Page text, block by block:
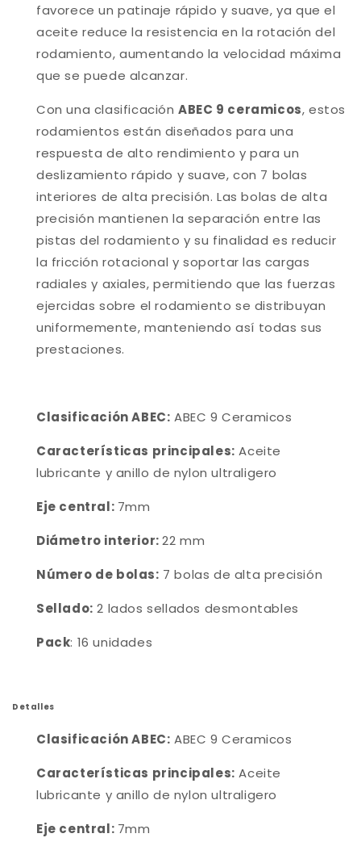
favorece un patinaje rápido y suave, ya que el
aceite reduce la resistencia en la rotación del
rodamiento, aumentando la velocidad máxima
que se puede alcanzar.
Con una clasificación ABEC 9 ceramicos, estos
rodamientos están diseñados para una
respuesta de alto rendimiento y para un
deslizamiento rápido y suave, con 7 bolas
interiores de alta precisión. Las bolas de alta
precisión mantienen la separación entre las
pistas del rodamiento y su finalidad es reducir
la fricción rotacional y soportar las cargas
radiales y axiales, permitiendo que las fuerzas
ejercidas sobre el rodamiento se distribuyan
uniformemente, manteniendo así todas sus
prestaciones.
Clasificación ABEC: ABEC 9 Ceramicos
Características principales: Aceite
lubricante y anillo de nylon ultraligero
Eje central: 7mm
Diámetro interior: 22 mm
Número de bolas: 7 bolas de alta precisión
Sellado: 2 lados sellados desmontables
Pack: 16 unidades
Detalles
Clasificación ABEC: ABEC 9 Ceramicos
Características principales: Aceite
lubricante y anillo de nylon ultraligero
Eje central: 7mm